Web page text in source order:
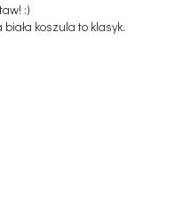
:)
koszula to klasyk.